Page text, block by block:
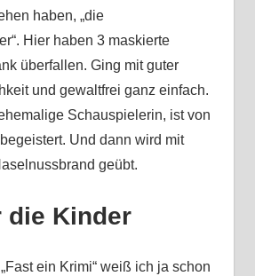
haben, „die
Hier haben 3 maskierte
überfallen. Ging mit guter
und gewaltfrei ganz einfach.
Schauspielerin, ist von
Und dann wird mit
geübt.
die Kinder
ein Krimi“ weiß ich ja schon